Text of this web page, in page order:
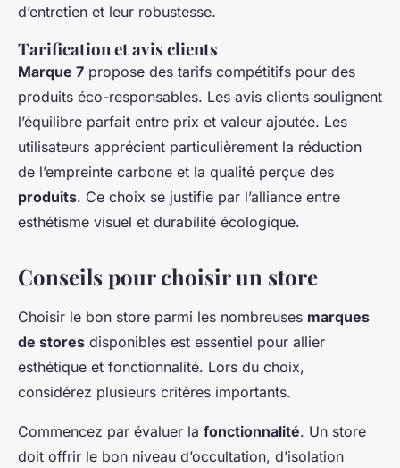
d’entretien et leur robustesse.
Tarification et avis clients
Marque 7 propose des tarifs compétitifs pour des
produits éco-responsables. Les avis clients soulignent
l’équilibre parfait entre prix et valeur ajoutée. Les
utilisateurs apprécient particulièrement la réduction
de l’empreinte carbone et la qualité perçue des
produits. Ce choix se justifie par l’alliance entre
esthétisme visuel et durabilité écologique.
Conseils pour choisir un store
Choisir le bon store parmi les nombreuses marques
de stores disponibles est essentiel pour allier
esthétique et fonctionnalité. Lors du choix,
considérez plusieurs critères importants.
Commencez par évaluer la fonctionnalité. Un store
doit offrir le bon niveau d’occultation, d’isolation